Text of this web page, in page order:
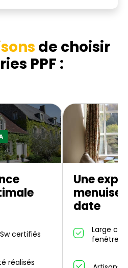
de choisir
PPF :
certifiés
réalisés
Une
date
Large
fenêtres/